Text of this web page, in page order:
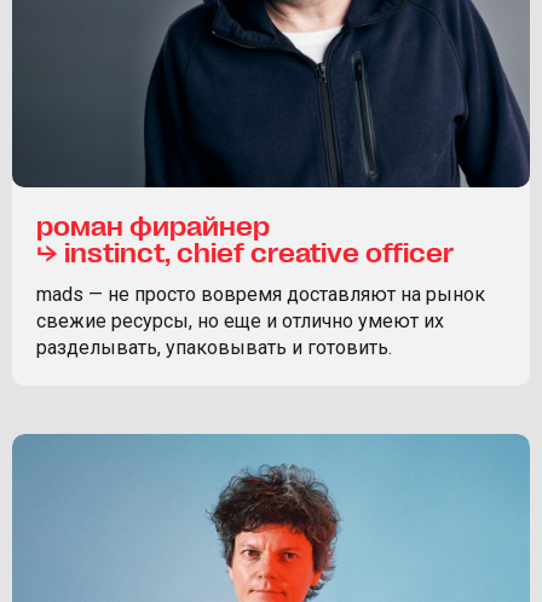
роман фирайнер
⮡ instinct, chief creative officer
mads — не просто вовремя доставляют на рынок
свежие ресурсы, но еще и отлично умеют их
разделывать, упаковывать и готовить.